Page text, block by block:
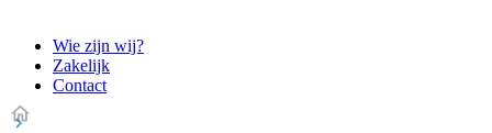
Wie zijn wij?
Zakelijk
Contact